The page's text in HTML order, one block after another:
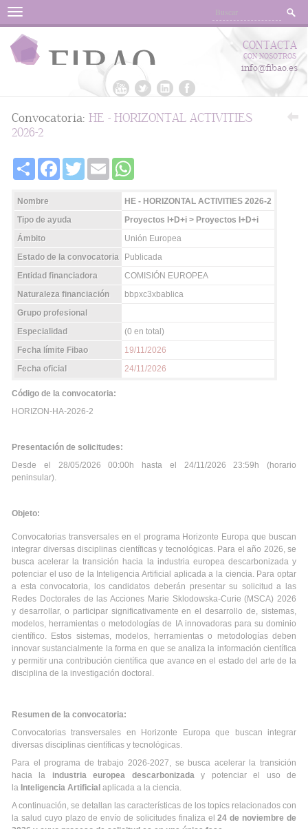
Menu
CONTACTA
CON NOSOTROS
info@fibao.es
Convocatoria: HE - HORIZONTAL ACTIVITIES
2026-2
Share FacebookTwitter Email
Nombre
HE - HORIZONTAL ACTIVITIES 2026-2
Tipo de ayuda
Proyectos I+D+i > Proyectos I+D+i
Ámbito
Unión Europea
Estado de la convocatoria
Publicada
Entidad financiadora
COMISIÓN EUROPEA
Naturaleza financiación
bbpxc3xbablica
Grupo profesional
Especialidad
(0 en total)
Fecha límite Fibao
19/11/2026
Fecha oficial
24/11/2026
Código de la convocatoria:
HORIZON-HA-2026-2
Presentación de solicitudes:
Desde el 28/05/2026 00:00h hasta el 24/11/2026 23:59h (horario
peninsular).
Objeto:
Convocatorias transversales en el programa Horizonte Europa que buscan
integrar diversas disciplinas científicas y tecnológicas. Para el año 2026, se
busca acelerar la transición hacia la industria europea descarbonizada y
potenciar el uso de la Inteligencia Artificial aplicada a la ciencia. Para optar
a esta convocatoria, los candidatos deberán presentar su solicitud a las
Redes Doctorales de las Acciones Marie Sklodowska-Curie (MSCA) 2026
y desarrollar, o participar significativamente en el desarrollo de, sistemas,
modelos, herramientas o metodologías de IA innovadoras para su dominio
científico. Estos sistemas, modelos, herramientas o metodologías deben
innovar sustancialmente la forma en que se analiza la información científica
y permitir una contribución científica que avance en el estado del arte de la
disciplina de la investigación doctoral.
Resumen de la convocatoria:
Convocatorias transversales en Horizonte Europa que buscan integrar
diversas disciplinas científicas y tecnológicas.
Para el programa de trabajo 2026-2027, se busca acelerar la transición
hacia la industria europea descarbonizaday potenciar el uso de
la Inteligencia Artificial aplicada a la ciencia.
A continuación, se detallan las características de los topics relacionados con
la salud cuyo plazo de envío de solicitudes finaliza el24 de noviembre de